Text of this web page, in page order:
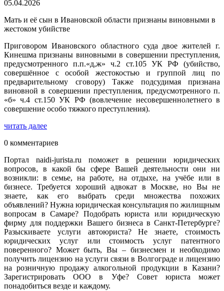
05.04.2026
Мать и её сын в Ивановской области признаны виновными в
жестоком убийстве
Приговором Ивановского областного суда двое жителей г.
Кинешма признаны виновными в совершении преступления,
предусмотренного п.п.«д,ж» ч.2 ст.105 УК РФ (убийство,
совершённое с особой жестокостью и группой лиц по
предварительному сговору) Также подсудимая признана
виновной в совершении преступления, предусмотренного п.
«б» ч.4 ст.150 УК РФ (вовлечение несовершеннолетнего в
совершение особо тяжкого преступления).
читать далее
0 комментариев
Портал naidi-jurista.ru поможет в решении юридических
вопросов, в какой бы сфере Вашей деятельности они ни
возникли: в семье, на работе, на отдыхе, на учёбе или в
бизнесе. Требуется хороший адвокат в Москве, но Вы не
знаете, как его выбрать среди множества похожих
объявлений? Нужна юридическая консультация по жилищным
вопросам в Самаре? Подобрать юриста или юридическую
фирму для поддержки Вашего бизнеса в Санкт-Петербурге?
Разыскиваете услуги автоюриста? Не знаете, стоимость
юридических услуг или стоимость услуг патентного
поверенного? Может быть, Вы – бизнесмен и необходимо
получить лицензию на услуги связи в Волгограде и лицензию
на розничную продажу алкогольной продукции в Казани?
Зарегистрировать ООО в Уфе? Совет юриста может
понадобиться везде и каждому.